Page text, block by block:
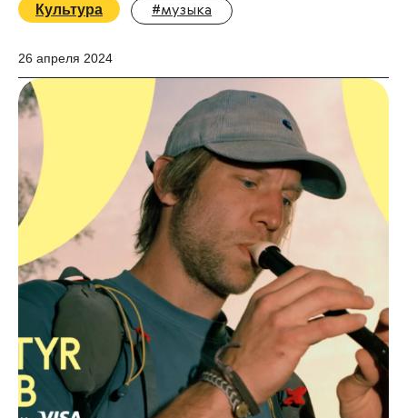
Культура #музыка
26 апреля 2024